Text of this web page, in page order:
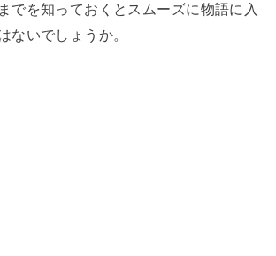
でを知っておくとスムーズに物語に入
ないでしょうか。